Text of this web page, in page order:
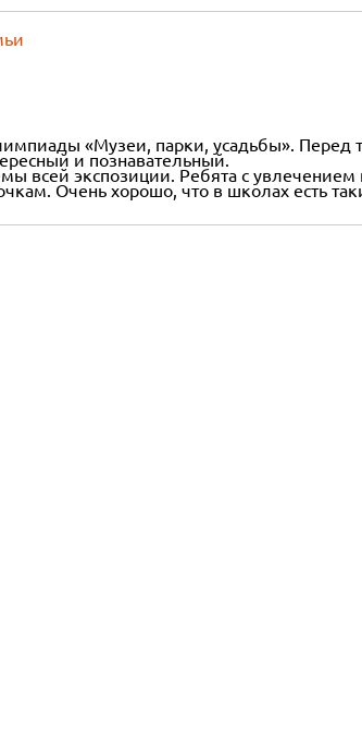
«Музеи, парки, усадьбы». Перед
и познавательный.
всей экспозиции. Ребята с увлечением
Очень хорошо, что в школах есть